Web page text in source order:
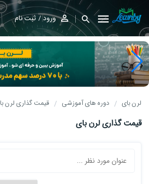
ورود ثبت نام
لرن بای دوره های آموزشی قیمت گذاری لرن
قیمت گذاری لرن بای